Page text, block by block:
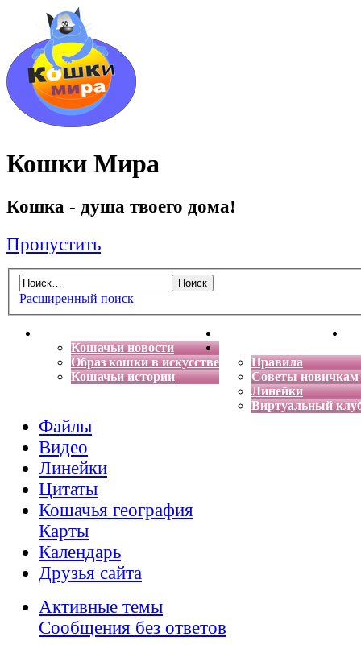
Кошки Мира
Кошка - душа твоего дома!
Пропустить
Расширенный поиск
Кошачьи новости
Образ кошки в искусстве
Кошачьи истории
Энциклопедия кошек
Правила
Советы новичкам
Линейки
Виртуальный
Файлы
Видео
Линейки
Цитаты
Кошачья география
Карты
Календарь
Друзья сайта
Активные темы
Сообщения без ответов